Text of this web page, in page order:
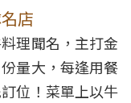
店
理聞名，主打金
量大，每逢用餐
位！菜單上以牛